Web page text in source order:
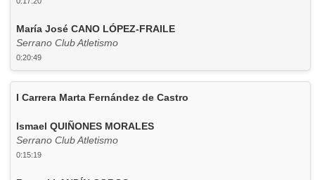
María José CANO LÓPEZ-FRAILE
Serrano Club Atletismo
0:20:49
I Carrera Marta Fernández de Castro
Ismael QUIÑONES MORALES
Serrano Club Atletismo
0:15:19